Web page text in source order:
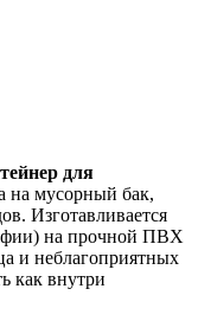
для
на мусорный бак,
Изготавливается
на прочной ПВХ
и неблагоприятных
как внутри